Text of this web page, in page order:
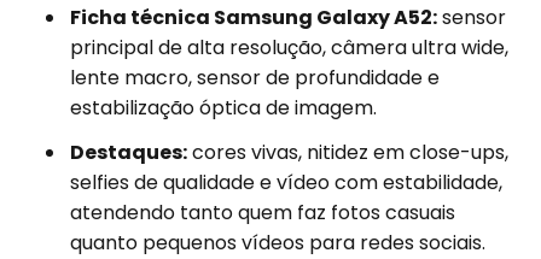
Ficha técnica Samsung Galaxy A52:sensor
principal de alta resolução, câmera ultra wide,
lente macro, sensor de profundidade e
estabilização óptica de imagem.
Destaques:cores vivas, nitidez em close-ups,
selfies de qualidade e vídeo com estabilidade,
atendendo tanto quem faz fotos casuais
quanto pequenos vídeos para redes sociais.